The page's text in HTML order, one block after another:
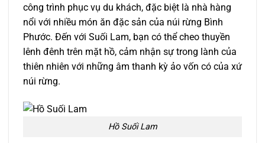
công trình phục vụ du khách, đặc biệt là nhà hàng
nổi với nhiều món ăn đặc sản của núi rừng Bình
Phước. Đến với Suối Lam, bạn có thể cheo thuyền
lênh đênh trên mặt hồ, cảm nhận sự trong lành của
thiên nhiên với những âm thanh kỳ ảo vốn có của xứ
núi rừng.
Hồ Suối Lam